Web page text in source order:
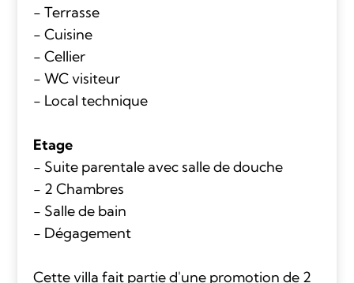
- Terrasse
- Cuisine
- Cellier
- WC visiteur
- Local technique
Etage
- Suite parentale avec salle de douche
- 2 Chambres
- Salle de bain
- Dégagement
Cette villa fait partie d'une promotion de 2